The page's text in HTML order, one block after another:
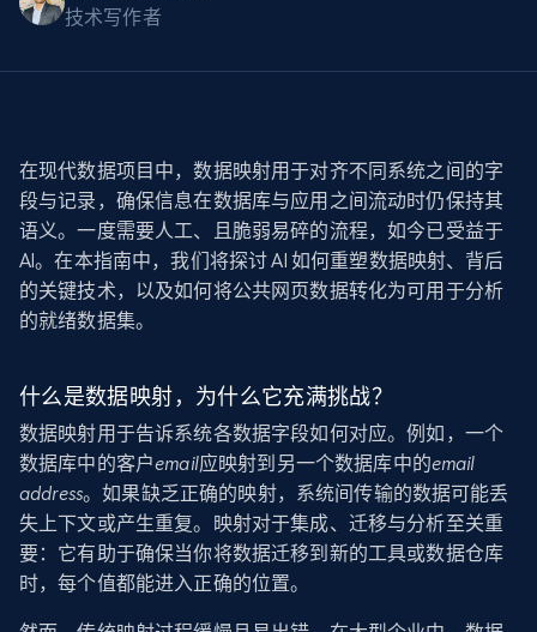
技术写作者
在现代数据项目中，数据映射用于对齐不同系统之间的字
段与记录，确保信息在数据库与应用之间流动时仍保持其
语义。一度需要人工、且脆弱易碎的流程，如今已受益于
AI。在本指南中，我们将探讨 AI 如何重塑数据映射、背后
的关键技术，以及如何将公共网页数据转化为可用于分析
的就绪数据集。
什么是数据映射，为什么它充满挑战？
数据映射用于告诉系统各数据字段如何对应。例如，一个
数据库中的客户email应映射到另一个数据库中的email
address。如果缺乏正确的映射，系统间传输的数据可能丢
失上下文或产生重复。映射对于集成、迁移与分析至关重
要：它有助于确保当你将数据迁移到新的工具或数据仓库
时，每个值都能进入正确的位置。